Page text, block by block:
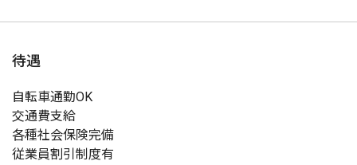
待遇
自転車通勤OK
交通費支給
各種社会保険完備
従業員割引制度有